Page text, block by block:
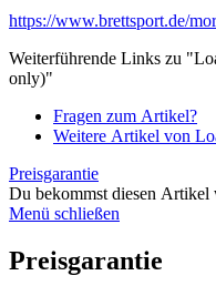
https://www.brettsport.de/
Weiterführende Links zu
only)"
Fragen zum Artikel?
Weitere Artikel von
Preisgarantie
Du bekommst diesen Artikel
Menü schließen
Preisgarantie